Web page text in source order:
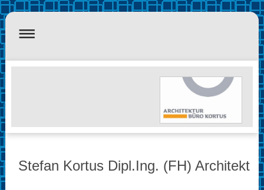
Stefan Kortus Dipl.Ing. (FH) Architekt